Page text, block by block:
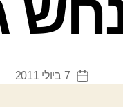
תאריך
7 ביולי 2011